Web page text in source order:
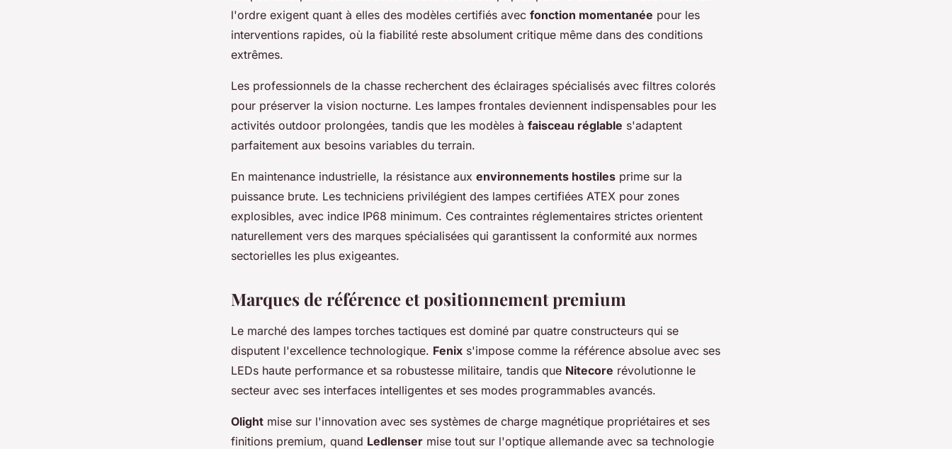
l'ordre exigent quant à elles des modèles certifiés avec fonction momentanée pour les
interventions rapides, où la fiabilité reste absolument critique même dans des conditions
extrêmes.
Les professionnels de la chasse recherchent des éclairages spécialisés avec filtres colorés
pour préserver la vision nocturne. Les lampes frontales deviennent indispensables pour les
activités outdoor prolongées, tandis que les modèles à faisceau réglable s'adaptent
parfaitement aux besoins variables du terrain.
En maintenance industrielle, la résistance aux environnements hostiles prime sur la
puissance brute. Les techniciens privilégient des lampes certifiées ATEX pour zones
explosibles, avec indice IP68 minimum. Ces contraintes réglementaires strictes orientent
naturellement vers des marques spécialisées qui garantissent la conformité aux normes
sectorielles les plus exigeantes.
Marques de référence et positionnement premium
Le marché des lampes torches tactiques est dominé par quatre constructeurs qui se
disputent l'excellence technologique. Fenix s'impose comme la référence absolue avec ses
LEDs haute performance et sa robustesse militaire, tandis que Nitecore révolutionne le
secteur avec ses interfaces intelligentes et ses modes programmables avancés.
Olight mise sur l'innovation avec ses systèmes de charge magnétique propriétaires et ses
finitions premium, quand Ledlenser mise tout sur l'optique allemande avec sa technologie